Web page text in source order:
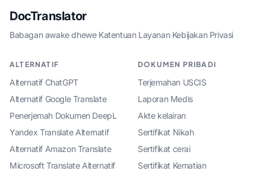
DocTranslator
Babagan awake dhewe·Katentuan Layanan·Kebijakan Privasi
ALTERNATIF
Alternatif ChatGPT
Alternatif Google Translate
Penerjemah Dokumen DeepL
Yandex Translate Alternatif
Alternatif Amazon Translate
Microsoft Translate Alternatif
DOKUMEN PRIBADI
Terjemahan USCIS
Laporan Medis
Akte kelairan
Sertifikat Nikah
Sertifikat cerai
Sertifikat Kematian